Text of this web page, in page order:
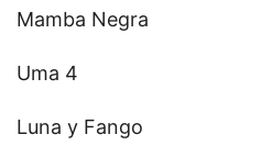
Mamba Negra
Uma 4
Luna y Fango